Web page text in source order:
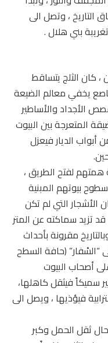
التاريخ ، وتصل الى
بني هلال .
الثلج يتساقط
يخفي معالم الضيعة
الأجداد والأساطير
المتعرجة بين البيوت
أبواب الديار فيعزل
لفتح الطريق ،
بيوتهم المبنية
التي لم تكن
قد تزيد سماكته عن المتر
مقرونة بأحداث
“السْفار” (حافة السطح
أصحاب البيوت
سميكاً فيثقل كاهلها،
فيؤذيها ، ويصل الى
ثقل الحمل وكبر